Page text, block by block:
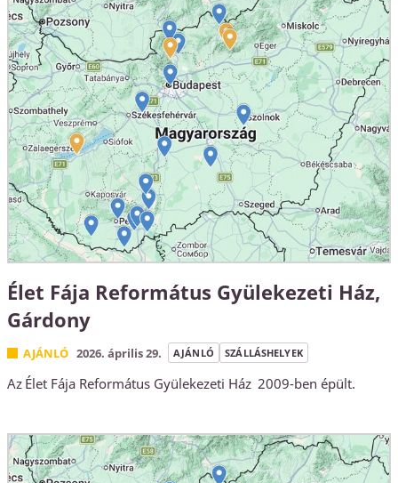
Élet Fája Református Gyülekezeti Ház,
Gárdony
AJÁNLÓ 2026. április 29. AJÁNLÓ SZÁLLÁSHELYEK
Az Élet Fája Református Gyülekezeti Ház 2009-ben épült.